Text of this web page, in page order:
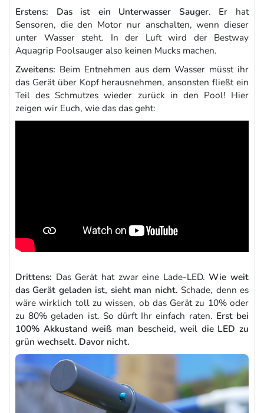
Erstens:
Das ist ein Unterwasser Sauger. Er hat
Sensoren, die den Motor nur anschalten, wenn dieser
unter Wasser steht. In der Luft wird der Bestway
Aquagrip Poolsauger also keinen Mucks machen.
Zweitens: Beim Entnehmen aus dem Wasser müsst ihr
das Gerät über Kopf herausnehmen, ansonsten fließt ein
Teil des Schmutzes wieder zurück in den Pool! Hier
zeigen wir Euch, wie das das geht:
Drittens: Das Gerät hat zwar eine Lade-LED.Wie weit
das Gerät geladen ist, sieht man nicht. Schade, denn es
wäre wirklich toll zu wissen, ob das Gerät zu 10% oder
zu 80% geladen ist. So dürft Ihr einfach raten. Erst bei
100% Akkustand weiß man bescheid, weil die LED zu
grün wechselt. Davor nicht.